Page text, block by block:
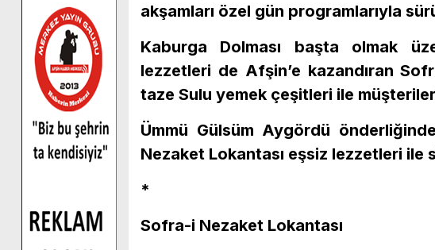
akşamları özel gün programlarıyla
Kaburga Dolması başta olmak
lezzetleri de Afşin’e kazandıran
taze Sulu yemek çeşitleri ile
Ümmü Gülsüm Aygördü
Nezaket Lokantası eşsiz lezzetleri ile
*
Sofra-i Nezaket Lokantası